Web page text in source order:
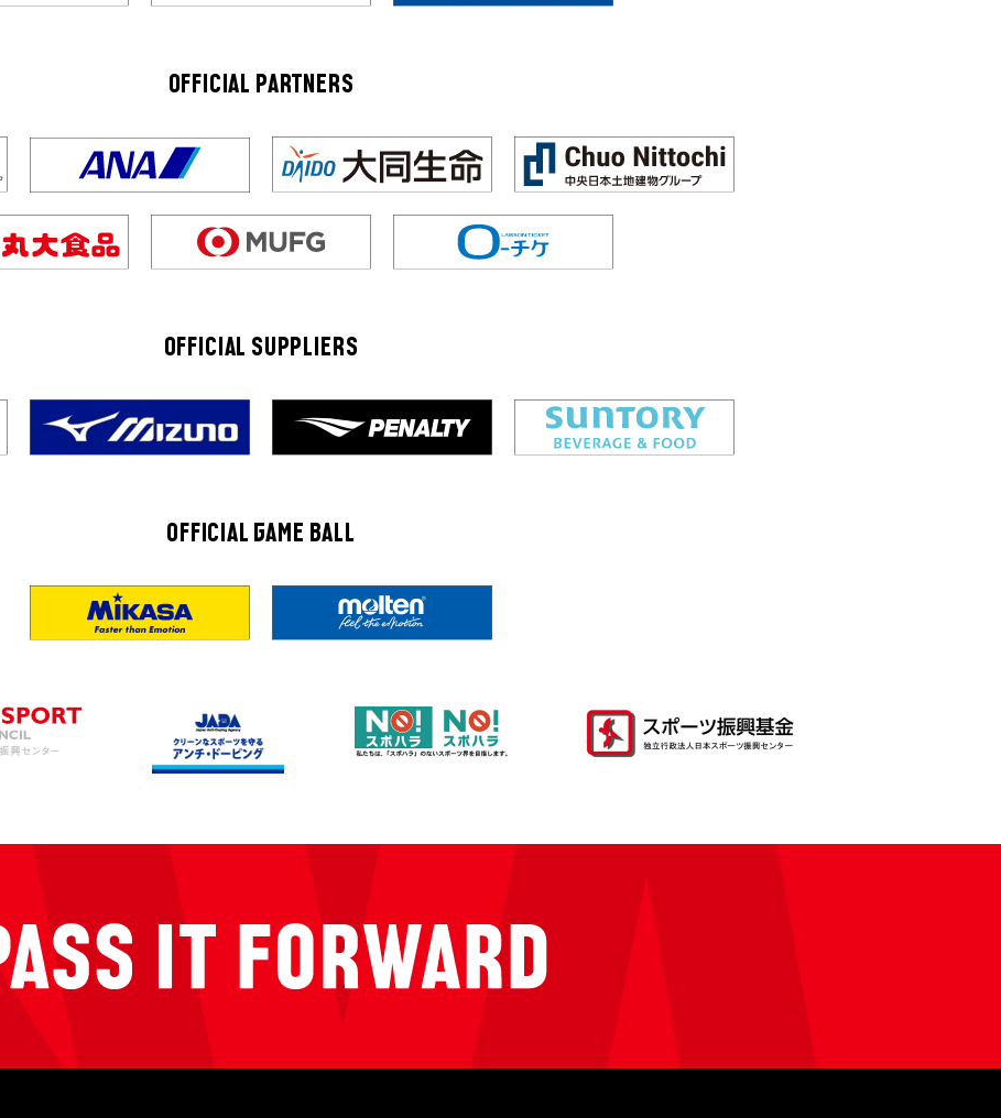
OFFICIAL PARTNERS
OFFICIAL SUPPLIERS
OFFICIAL GAME BALL